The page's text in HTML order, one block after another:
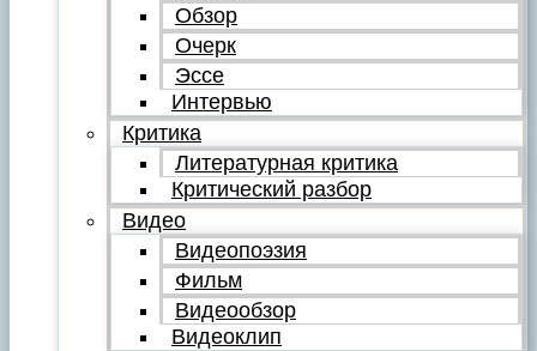
Обзор
Очерк
Эссе
Интервью
Критика
Литературная критика
Критический разбор
Видео
Видеопоэзия
Фильм
Видеообзор
Видеоклип